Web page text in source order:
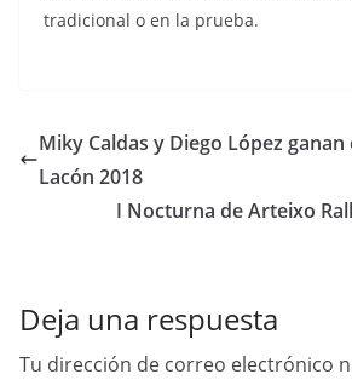
tradicional o en la prueba.
Miky Caldas y Diego López ganan
Lacón 2018
I Nocturna de Arteixo
Deja una respuesta
Tu dirección de correo electrónico